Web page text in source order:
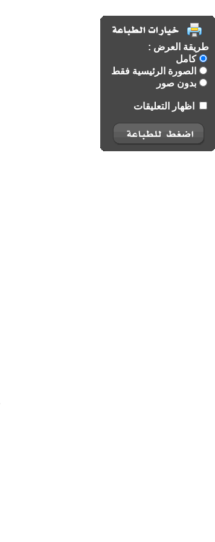
طريقة العرض :
كامل
الصورة الرئيسية فقط
بدون صور
اظهار التعليقات